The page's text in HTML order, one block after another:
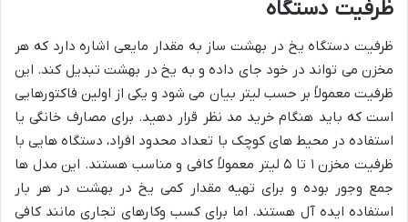
ظرفیت دستگاه
ظرفیت دستگاه یخ در بهشت ساز به مقدار مایعی اشاره دارد که هر
مخزن می تواند در خود جای داده و به یخ در بهشت تبدیل کند. این
ظرفیت معمولاً بر حسب لیتر بیان می شود و یکی از اولین فاکتورهایی
است که باید هنگام خرید مد نظر قرار دهید. برای مصارف خانگی یا
استفاده در محیط های کوچک با تعداد محدود افراد، دستگاه هایی با
ظرفیت مخزن ۱ تا ۵ لیتر معمولاً کافی و مناسب هستند. این مدل ها
جمع وجور بوده و برای تهیه مقدار کمی یخ در بهشت در هر بار
استفاده ایده آل هستند. اما برای کسب وکارهای تجاری مانند کافی